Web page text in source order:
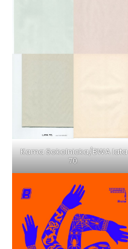
Kama Sokolnicka/BWA lata
70.